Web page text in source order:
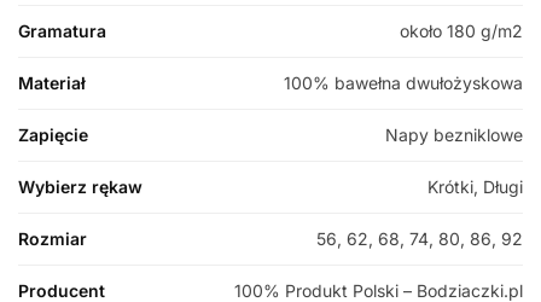
Gramatura około 180 g/m2
Materiał 100% bawełna dwułożyskowa
Zapięcie Napy bezniklowe
Wybierz rękaw Krótki, Długi
Rozmiar 56, 62, 68, 74, 80, 86, 92
Producent 100% Produkt Polski – Bodziaczki.pl